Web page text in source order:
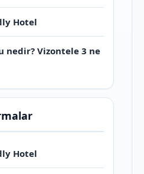
Hotel
nedir? Vizontele 3 ne
Hotel